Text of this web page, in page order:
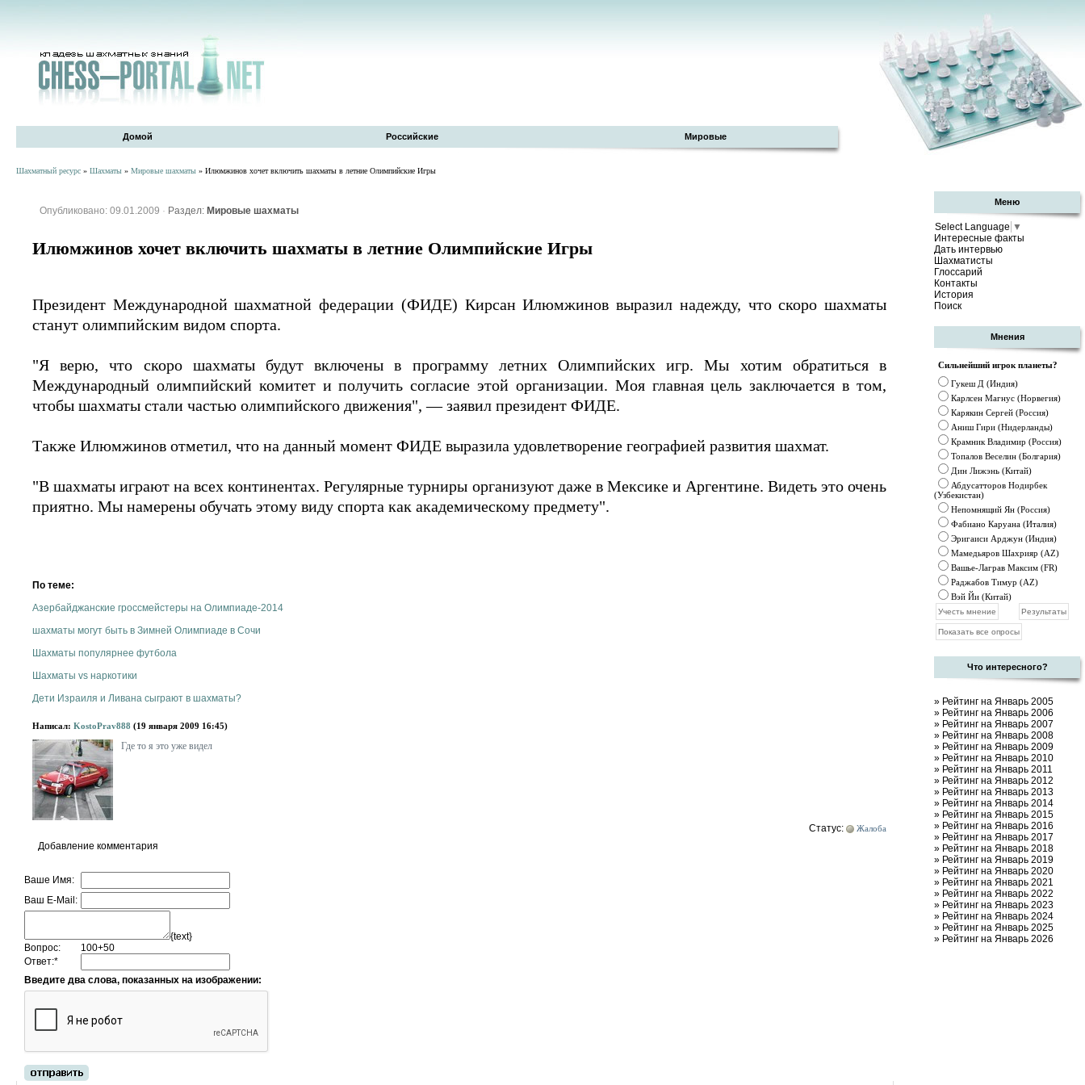
Домой Российские Мировые
Шахматный ресурс » Шахматы » Мировые шахматы » Илюмжинов хочет включить шахматы в летние Олимпийские Игры
Опубликовано: 09.01.2009 · Раздел: Мировые шахматы
Илюмжинов хочет включить шахматы в летние Олимпийские Игры
Президент Международной шахматной федерации (ФИДЕ) Кирсан Илюмжинов выразил надежду, что скоро шахматы
станут олимпийским видом спорта.
"Я верю, что скоро шахматы будут включены в программу летних Олимпийских игр. Мы хотим обратиться в
Международный олимпийский комитет и получить согласие этой организации. Моя главная цель заключается в том,
чтобы шахматы стали частью олимпийского движения", — заявил президент ФИДЕ.
Также Илюмжинов отметил, что на данный момент ФИДЕ выразила удовлетворение географией развития шахмат.
"В шахматы играют на всех континентах. Регулярные турниры организуют даже в Мексике и Аргентине. Видеть это очень
приятно. Мы намерены обучать этому виду спорта как академическому предмету".
По теме:
Азербайджанские гроссмейстеры на Олимпиаде-2014
шахматы могут быть в Зимней Олимпиаде в Сочи
Шахматы популярнее футбола
Шахматы vs наркотики
Дети Израиля и Ливана сыграют в шахматы?
Написал: KostoPrav888 (19 января 2009 16:45)
Где то я это уже видел
Статус: Жалоба
Добавление комментария
Ваше Имя:
Ваш E-Mail:
{text}
Вопрос:
100+50
Ответ:*
Введите два слова, показанных на изображении:
Меню
Select Language ▼
Интересные факты
Дать интервью
Шахматисты
Глоссарий
Контакты
История
Поиск
Мнения
Сильнейший игрок планеты?
Гукеш Д (Индия)
Карлсен Магнус (Норвегия)
Карякин Сергей (Россия)
Аниш Гири (Нидерланды)
Крамник Владимир (Россия)
Топалов Веселин (Болгария)
Дин Лижэнь (Китай)
Абдусатторов Нодирбек
(Узбекистан)
Непомнящий Ян (Россия)
Фабиано Каруана (Италия)
Эригаиси Арджун (Индия)
Мамедьяров Шахрияр (AZ)
Вашье-Лаграв Максим (FR)
Раджабов Тимур (AZ)
Вэй Йи (Китай)
Что интересного?
» Рейтинг на Январь 2005
» Рейтинг на Январь 2006
» Рейтинг на Январь 2007
» Рейтинг на Январь 2008
» Рейтинг на Январь 2009
» Рейтинг на Январь 2010
» Рейтинг на Январь 2011
» Рейтинг на Январь 2012
» Рейтинг на Январь 2013
» Рейтинг на Январь 2014
» Рейтинг на Январь 2015
» Рейтинг на Январь 2016
» Рейтинг на Январь 2017
» Рейтинг на Январь 2018
» Рейтинг на Январь 2019
» Рейтинг на Январь 2020
» Рейтинг на Январь 2021
» Рейтинг на Январь 2022
» Рейтинг на Январь 2023
» Рейтинг на Январь 2024
» Рейтинг на Январь 2025
» Рейтинг на Январь 2026